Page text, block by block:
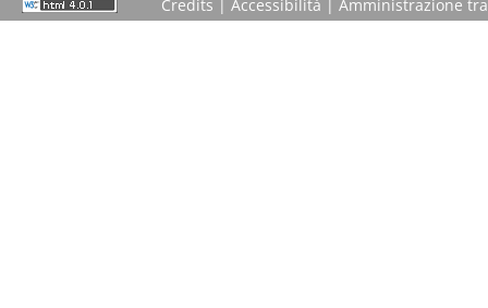
Credits | Accessibilità | Amministrazione